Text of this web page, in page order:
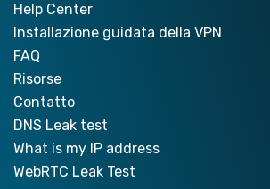
Help Center
Installazione guidata della VPN
FAQ
Risorse
Contatto
DNS Leak test
What is my IP address
WebRTC Leak Test